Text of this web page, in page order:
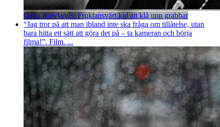
Gena Rowlands: Fruktansvärt kul att klå upp grabbar
“Jag tror på att man ibland inte ska fråga om tillåtelse, utan
bara hitta ett sätt att göra det på – ta kameran och börja
filma!”. Film. ...